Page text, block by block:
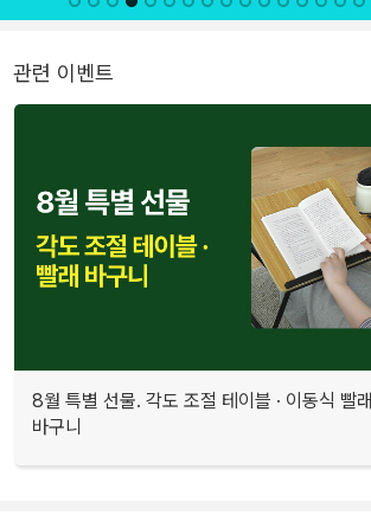
관련 이벤트
8월 특별 선물. 각도 조절 테이블 · 이동식 빨래
바구니